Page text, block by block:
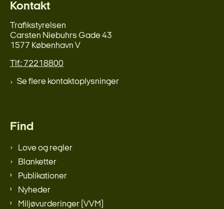
Kontakt
Trafikstyrelsen
Carsten Niebuhrs Gade 43
1577 København V
Tlf.: 72218800
Se flere kontaktoplysninger
Find
Love og regler
Blanketter
Publikationer
Nyheder
Miljøvurderinger (VVM)